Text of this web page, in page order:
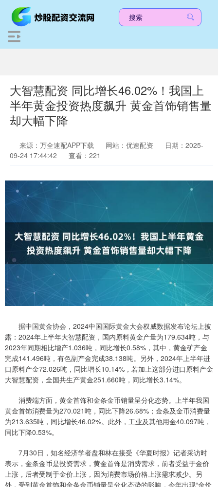
大智慧配资 同比增长46.02%！我国上
半年黄金投资热度飙升 黄金首饰销售量
却大幅下降
来源：万全速配APP下载 网站：优速配资
日期：2025-
09-24 17:44:42
查看：221
据中国黄金协会，2024中国国际黄金大会权威数据发布论坛上披
露：2024年上半年大智慧配资，国内原料黄金产量为179.634吨，与
2023年同期相比增产1.036吨，同比增长0.58%，其中，黄金矿产金
完成141.496吨，有色副产金完成38.138吨。另外，2024年上半年进
口原料产金72.026吨，同比增长10.14%，若加上这部分进口原料产金
大智慧配资，全国共生产黄金251.660吨，同比增长3.14%。
消费端方面，黄金首饰和金条金币销量呈分化态势。上半年我国
黄金首饰消费量为270.021吨，同比下降26.68%；金条及金币消费量
为213.635吨，同比增长46.02%。此外，工业及其他用金40.097吨，
同比下降0.53%。
7月30日，知名经济学者盘和林在接受《华夏时报》记者采访时
表示，金条金币是投资需求，黄金首饰是消费需求，前者受益于金价
上涨，后者受制于金价上涨，因为消费市场价格上涨需求减少。另
外，受到黄金首饰和金条金币销量呈分化态势的影响，今年出现“金价